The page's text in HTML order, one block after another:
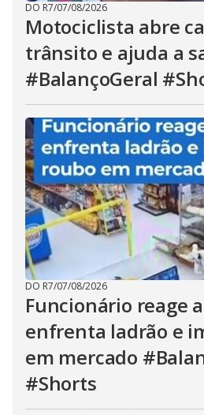
DO R7/07/08/2026
Motociclista abre
trânsito e ajuda a
#BalançoGeral
DO R7/07/08/2026
Funcionário reage
enfrenta ladrão e
em mercado
#Shorts